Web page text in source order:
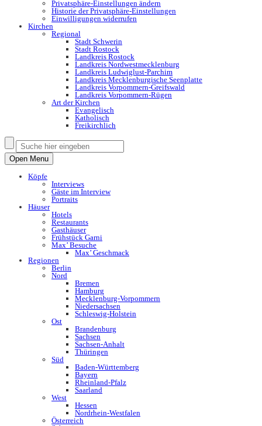
Privatsphäre-Einstellungen ändern
Historie der Privatsphäre-Einstellungen
Einwilligungen widerrufen
Kirchen
Regional
Stadt Schwerin
Stadt Rostock
Landkreis Rostock
Landkreis Nordwestmecklenburg
Landkreis Ludwiglust-Parchim
Landkreis Mecklenburgische Seenplatte
Landkreis Vorpommern-Greifswald
Landkreis Vorpommern-Rügen
Art der Kirchen
Evangelisch
Katholisch
Freikirchlich
Open Menu
Köpfe
Interviews
Gäste im Interview
Portraits
Häuser
Hotels
Restaurants
Gasthäuser
Frühstück Garni
Max’ Besuche
Max’ Geschmack
Regionen
Berlin
Nord
Bremen
Hamburg
Mecklenburg-Vorpommern
Niedersachsen
Schleswig-Holstein
Ost
Brandenburg
Sachsen
Sachsen-Anhalt
Thüringen
Süd
Baden-Württemberg
Bayern
Rheinland-Pfalz
Saarland
West
Hessen
Nordrhein-Westfalen
Österreich